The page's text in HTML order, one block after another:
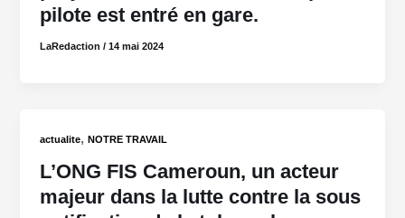
pilote est entré en gare.
LaRedaction/14 mai 2024
actualite,NOTRE TRAVAIL
L’ONG FIS Cameroun, un acteur
majeur dans la lutte contre la sous